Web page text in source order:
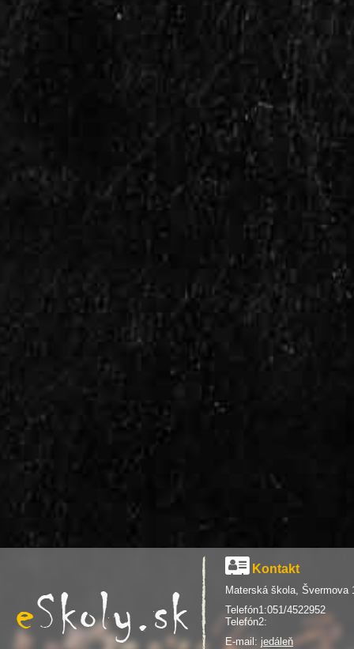
Kontakt
Materská škola, Švermova
Telefón1:051/4522952
Telefón2:
E-mail: jedáleň